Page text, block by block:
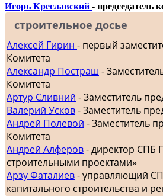
Игорь Креславский - председатель
строительное досье
Алексей Гирин - первый
Комитета
Александр Постраш -
Комитета
Артур Сливний - Заместитель
Валерий Усков- Заместитель
Андрей Полевой - Заместитель
Комитета
Андрей Алферов- директор СПБ
строительными проектами»
Арзу Фаталиев- управляющий
капитального строительства и